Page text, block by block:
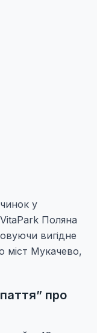
у
Поляна
вигідне
міст Мукачево,
про